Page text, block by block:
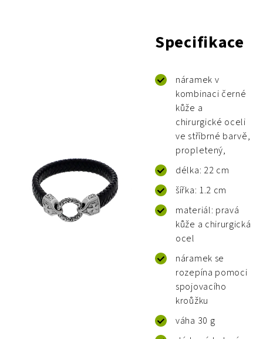
Specifikace
náramek v
kombinaci černé
kůže a
chirurgické oceli
ve stříbrné barvě,
propletený,
délka: 22 cm
šířka: 1.2 cm
materiál: pravá
kůže a chirurgická
ocel
náramek se
rozepína pomoci
spojovacího
kroůžku
váha 30 g